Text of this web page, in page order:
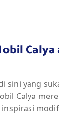
sini yang
Calya